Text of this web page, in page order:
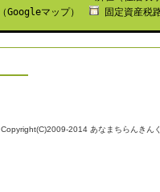
（Googleマップ）
固定資産税
Copyright(C)2009-2014 あなまちらんきん